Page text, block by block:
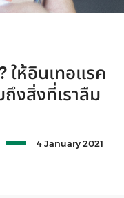
ให้อินเทอแรค
งสิ่งที่เราลืม
4 January 2021